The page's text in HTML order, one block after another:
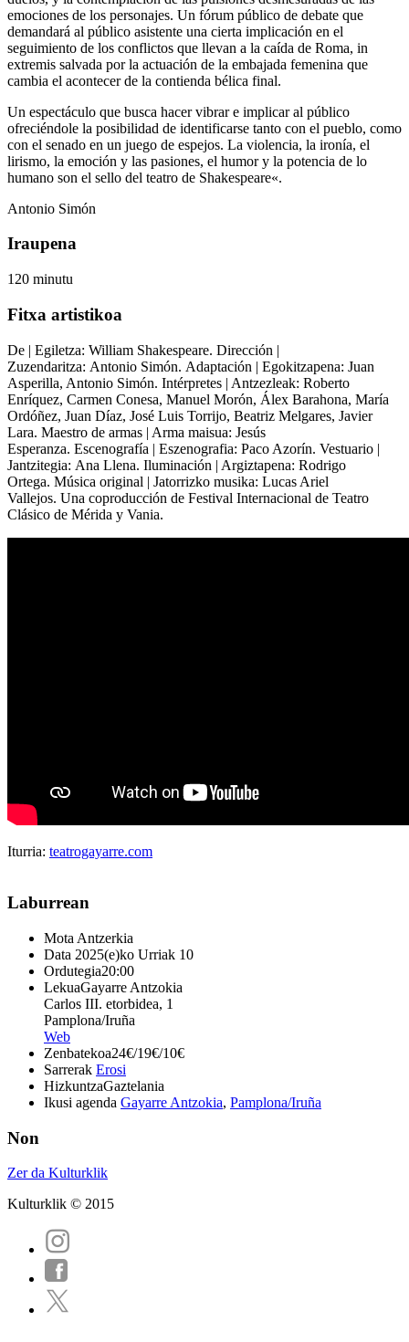
emociones de los personajes. Un fórum público de debate que
demandará al público asistente una cierta implicación en el
seguimiento de los conflictos que llevan a la caída de Roma, in
extremis salvada por la actuación de la embajada femenina que
cambia el acontecer de la contienda bélica final.
Un espectáculo que busca hacer vibrar e implicar al público
ofreciéndole la posibilidad de identificarse tanto con el pueblo, como
con el senado en un juego de espejos. La violencia, la ironía, el
lirismo, la emoción y las pasiones, el humor y la potencia de lo
humano son el sello del teatro de Shakespeare«.
Antonio Simón
Iraupena
120 minutu
Fitxa artistikoa
De | Egiletza: William Shakespeare. Dirección |
Zuzendaritza: Antonio Simón. Adaptación | Egokitzapena: Juan
Asperilla, Antonio Simón. Intérpretes | Antzezleak: Roberto
Enríquez, Carmen Conesa, Manuel Morón, Álex Barahona, María
Ordóñez, Juan Díaz, José Luis Torrijo, Beatriz Melgares, Javier
Lara. Maestro de armas | Arma maisua: Jesús
Esperanza. Escenografía | Eszenografia: Paco Azorín. Vestuario |
Jantzitegia: Ana Llena. Iluminación | Argiztapena: Rodrigo
Ortega. Música original | Jatorrizko musika: Lucas Ariel
Vallejos. Una coproducción de Festival Internacional de Teatro
Clásico de Mérida y Vania.
Iturria: teatrogayarre.com
Laburrean
Mota Antzerkia
Data 2025(e)ko Urriak 10
Ordutegia20:00
LekuaGayarre Antzokia
Carlos III. etorbidea, 1
Pamplona/Iruña
Web
Zenbatekoa24€/19€/10€
Sarrerak Erosi
HizkuntzaGaztelania
Ikusi agenda Gayarre Antzokia, Pamplona/Iruña
Non
Zer da Kulturklik
Kulturklik © 2015